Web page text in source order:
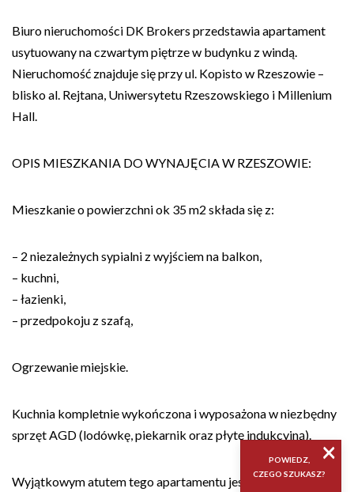
Biuro nieruchomości DK Brokers przedstawia apartament
usytuowany na czwartym piętrze w budynku z windą.
Nieruchomość znajduje się przy ul. Kopisto w Rzeszowie –
blisko al. Rejtana, Uniwersytetu Rzeszowskiego i Millenium
Hall.
OPIS MIESZKANIA DO WYNAJĘCIA W RZESZOWIE:
Mieszkanie o powierzchni ok 35 m2 składa się z:
– 2 niezależnych sypialni z wyjściem na balkon,
– kuchni,
– łazienki,
– przedpokoju z szafą,
Ogrzewanie miejskie.
Kuchnia kompletnie wykończona i wyposażona w niezbędny
sprzęt AGD (lodówkę, piekarnik oraz płytę indukcyjną).
Wyjątkowym atutem tego apartamentu jest doskonała
×
POWIEDZ,
CZEGO SZUKASZ?